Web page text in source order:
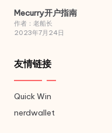
Mecurry开户指南
作者：老船长
2023年7月24日
友情链接
Quick Win
nerdwallet